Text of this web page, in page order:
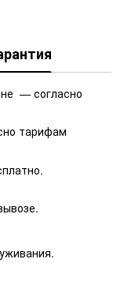
— согласно
тарифам